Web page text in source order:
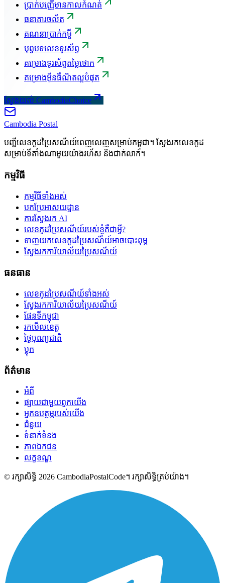
ប្រាក់បញ្ញើមានកាលកំណត់
ធនាគារចល័ត
គណនាប្រាក់កម្ចី
បុព្វបទលេខទូរស័ព្ទ
គម្រោងទូរស័ព្ទតម្លៃថោក
គម្រោងអ៊ីនធឺណិតល្អបំផុត
ស្វែងយល់ CambodiaChoice
Cambodia Postal
បញ្ជីលេខកូដប្រៃសណីយ៍ពេញលេញសម្រាប់កម្ពុជា។ ស្វែងរកលេខកូដ
សម្រាប់ទីតាំងណាមួយយ៉ាងរហ័ស និងជាក់លាក់។
កម្មវិធី
កម្មវិធីទាំងអស់
បកប្រែអាសយដ្ឋាន
ការស្វែងរក AI
លេខកូដប្រៃសណីយ៍របស់ខ្ញុំគឺជាអ្វី?
ទាញយកលេខកូដប្រៃសណីយ៍អាចបោះពុម្ភ
ស្វែងរកការិយាល័យប្រៃសណីយ៍
ធនធាន
លេខកូដប្រៃសណីយ៍ទាំងអស់
ស្វែងរកការិយាល័យប្រៃសណីយ៍
ផែនទីកម្ពុជា
រកមើលខេត្ត
ថ្ងៃបុណ្យជាតិ
ប្លុក
ព័ត៌មាន
អំពី
ផ្សាយជាមួយពួកយើង
អ្នកឧបត្ថម្ភរបស់យើង
ជំនួយ
ទំនាក់ទំនង
ភាពឯកជន
លក្ខខណ្ឌ
© រក្សាសិទ្ធិ 2026 CambodiaPostalCode។ រក្សាសិទ្ធិគ្រប់យ៉ាង។